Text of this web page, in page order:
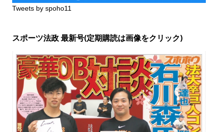
Tweets by spoho11
スポーツ法政 最新号(定期購読は画像をクリック)